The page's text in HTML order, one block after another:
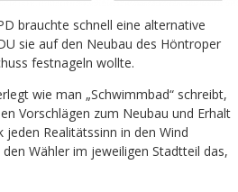
brauchte schnell eine alternative
sie auf den Neubau des Höntroper
festnageln wollte.
wie man „Schwimmbad“ schreibt,
Vorschlägen zum Neubau und Erhalt
Realitätssinn in den Wind
Wähler im jeweiligen Stadtteil das,